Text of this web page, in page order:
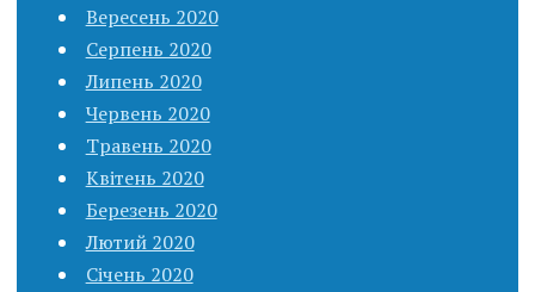
Вересень 2020
Серпень 2020
Липень 2020
Червень 2020
Травень 2020
Квітень 2020
Березень 2020
Лютий 2020
Січень 2020